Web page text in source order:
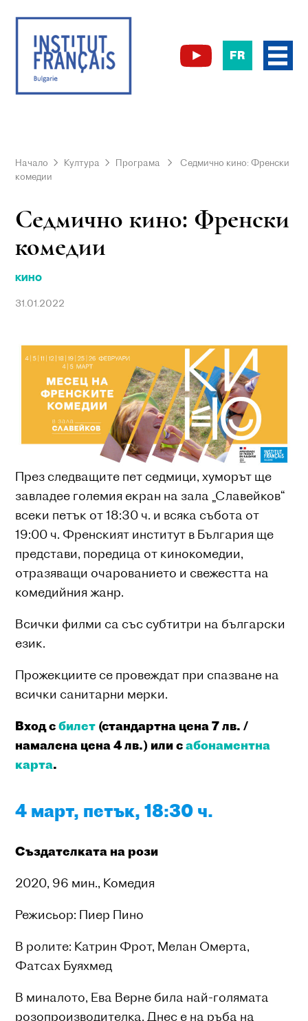
FR
Начало Култура Програма
Седмично кино: Френски
комедии
Седмично кино: Френски
комедии
КИНО
31.01.2022
През следващите пет седмици, хуморът ще
завладее големия екран на зала „Славейков“
всеки петък от 18:30 ч. и всяка събота от
19:00 ч. Френският институт в България ще
представи, поредица от кинокомедии,
отразяващи очарованието и свежестта на
комедийния жанр.
Всички филми са със субтитри на български
език.
Прожекциите се провеждат при спазване на
всички санитарни мерки.
Вход сбилет (стандартна цена 7 лв. /
намалена цена 4 лв.) или сабонаментна
карта.
4 март, петък, 18:30 ч.
Създателката на рози
2020, 96 мин., Комедия
Режисьор: Пиер Пино
В ролите: Катрин Фрот, Мелан Омерта,
Фатсах Буяхмед
В миналото, Ева Верне била най-голямата
розопроизводителка. Днес е на ръба на